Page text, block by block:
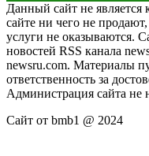
Данный сайт не
сайте ни чего не
услуги не оказываются.
новостей RSS канала
newsru.com. Материалы
ответственность за
Администрация сайта не
Сайт от bmb1 @ 2024